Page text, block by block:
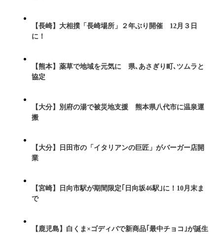
【長崎】大相撲「長崎場所」２年ぶり開催 12月３日
に！
【熊本】薬草で地域を元気に 県､あさぎり町､ツムラと
協定
【大分】別府の湯で被災地支援 熊本県八代市に温泉運
搬
【大分】日田市の「イタリアンの巨匠」がバーガー店開
業
【宮崎】日向市駅が期間限定｢日向坂46駅｣に！10月末ま
で
【鹿児島】白くま×ゴディバで新商品｢最中チョコ｣が誕生